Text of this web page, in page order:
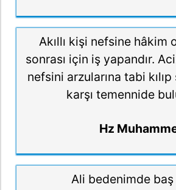
Akıllı kişi nefsine hâkim
sonrası için iş yapandır.
nefsini arzularına tabi
karşı temennide
Hz
Ali bedenimde